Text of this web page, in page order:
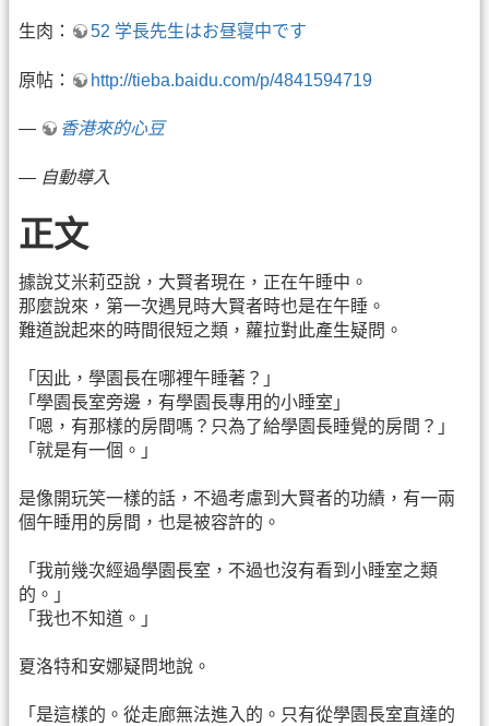
生肉： 52 学長先生はお昼寝中です
原帖： http://tieba.baidu.com/p/4841594719
— 香港來的心豆
— 自動導入
正文
據說艾米莉亞說，大賢者現在，正在午睡中。
那麼說來，第一次遇見時大賢者時也是在午睡。
難道說起來的時間很短之類，蘿拉對此產生疑問。
「因此，學園長在哪裡午睡著？」
「學園長室旁邊，有學園長專用的小睡室」
「嗯，有那樣的房間嗎？只為了給學園長睡覺的房間？」
「就是有一個。」
是像開玩笑一樣的話，不過考慮到大賢者的功績，有一兩
個午睡用的房間，也是被容許的。
「我前幾次經過學園長室，不過也沒有看到小睡室之類
的。」
「我也不知道。」
夏洛特和安娜疑問地說。
「是這樣的。從走廊無法進入的。只有從學園長室直達的